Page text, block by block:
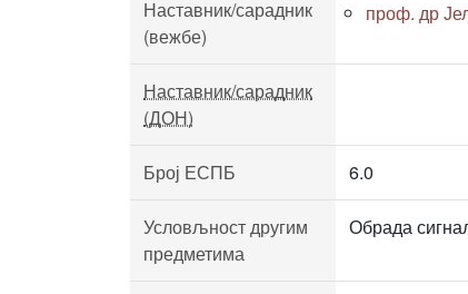
Наставник/сарадник
(вежбе)
проф. др
Наставник/сарадник
(ДОН)
Број ЕСПБ 6.0
Условљност другим
предметима
Обрада